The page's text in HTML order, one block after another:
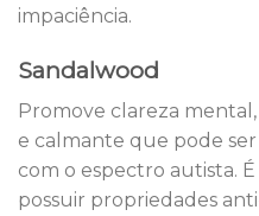
impaciência.
Sandalwood
Promove clareza
e calmante que pode
com o espectro autista.
possuir propriedades